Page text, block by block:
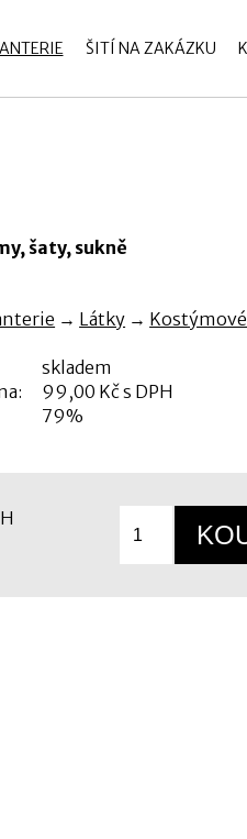
ŠITÍ NA ZAKÁZKU
šaty, sukně
→ Látky →
skladem
99,00 Kč s DPH
79%